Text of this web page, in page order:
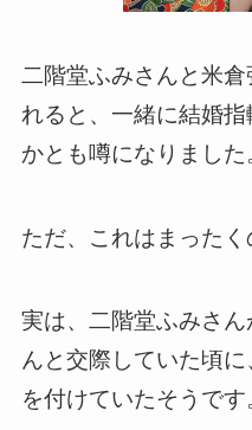
二階堂ふみさんと米
れると、一緒に結婚
かとも噂になりました
ただ、これはまったく
実は、二階堂ふみさ
んと交際していた頃
を付けていたそうです